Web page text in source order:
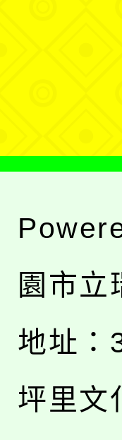
園市立
地址：
坪里文